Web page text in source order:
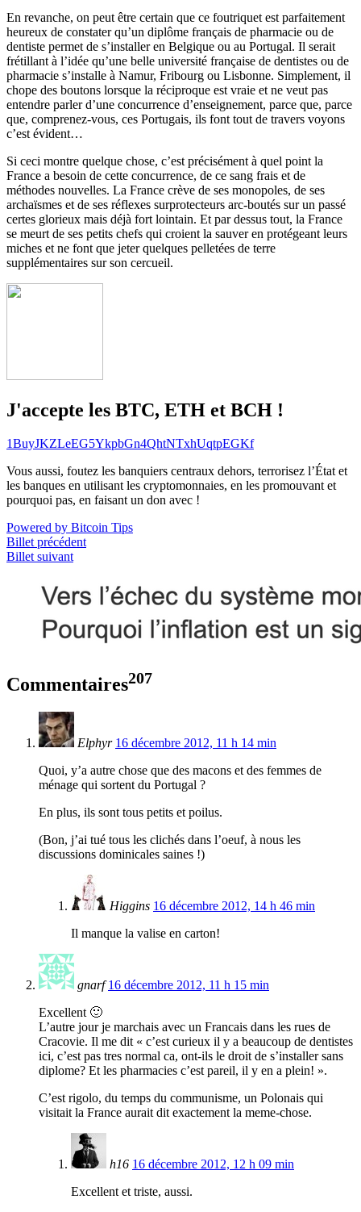
En revanche, on peut être certain que ce foutriquet est parfaitement
heureux de constater qu’un diplôme français de pharmacie ou de
dentiste permet de s’installer en Belgique ou au Portugal. Il serait
frétillant à l’idée qu’une belle université française de dentistes ou de
pharmacie s’installe à Namur, Fribourg ou Lisbonne. Simplement, il
chope des boutons lorsque la réciproque est vraie et ne veut pas
entendre parler d’une concurrence d’enseignement, parce que, parce
que, comprenez-vous, ces Portugais, ils font tout de travers voyons
c’est évident…
Si ceci montre quelque chose, c’est précisément à quel point la
France a besoin de cette concurrence, de ce sang frais et de
méthodes nouvelles. La France crève de ses monopoles, de ses
archaïsmes et de ses réflexes surprotecteurs arc-boutés sur un passé
certes glorieux mais déjà fort lointain. Et par dessus tout, la France
se meurt de ses petits chefs qui croient la sauver en protégeant leurs
miches et ne font que jeter quelques pelletées de terre
supplémentaires sur son cercueil.
J'accepte les BTC, ETH et BCH !
1BuyJKZLeEG5YkpbGn4QhtNTxhUqtpEGKf
Vous aussi, foutez les banquiers centraux dehors, terrorisez l’État et
les banques en utilisant les cryptomonnaies, en les promouvant et
pourquoi pas, en faisant un don avec !
Powered by Bitcoin Tips
Billet précédent
Billet suivant
Commentaires207
Elphyr 16 décembre 2012, 11 h 14 min
Quoi, y’a autre chose que des macons et des femmes de
ménage qui sortent du Portugal ?
En plus, ils sont tous petits et poilus.
(Bon, j’ai tué tous les clichés dans l’oeuf, à nous les
discussions dominicales saines !)
Higgins 16 décembre 2012, 14 h 46 min
Il manque la valise en carton!
gnarf 16 décembre 2012, 11 h 15 min
Excellent 🙂
L’autre jour je marchais avec un Francais dans les rues de
Cracovie. Il me dit « c’est curieux il y a beaucoup de dentistes
ici, c’est pas tres normal ca, ont-ils le droit de s’installer sans
diplome? Et les pharmacies c’est pareil, il y en a plein! ».
C’est rigolo, du temps du communisme, un Polonais qui
visitait la France aurait dit exactement la meme-chose.
h16 16 décembre 2012, 12 h 09 min
Excellent et triste, aussi.